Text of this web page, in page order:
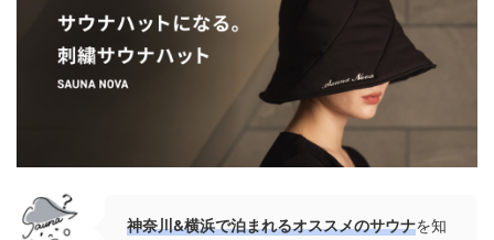
神奈川&横浜で泊まれるオススメのサウナを知